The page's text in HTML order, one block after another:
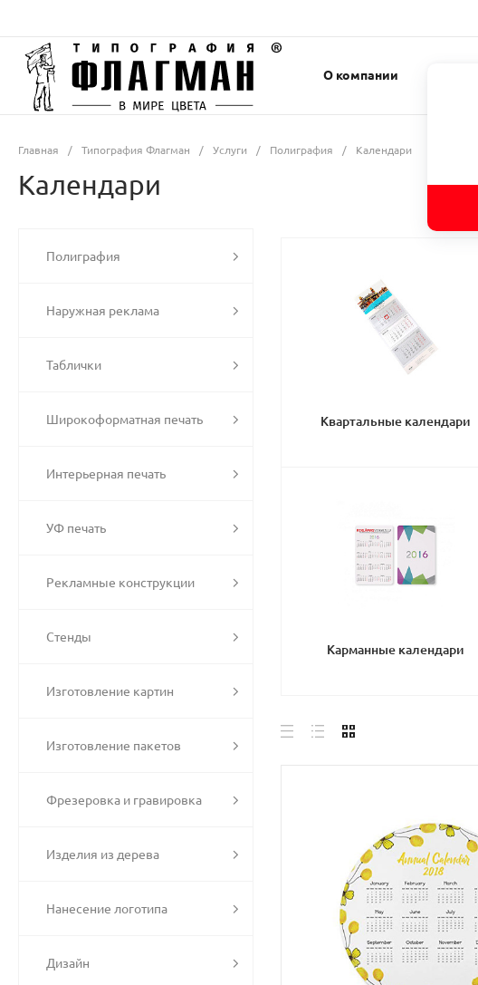
О компании
Главная / Типография Флагман / Услуги / Полиграфия / Календари
Календари
Полиграфия
Наружная реклама
Таблички
Широкоформатная печать
Интерьерная печать
УФ печать
Рекламные конструкции
Стенды
Изготовление картин
Изготовление пакетов
Фрезеровка и гравировка
Изделия из дерева
Нанесение логотипа
Дизайн
Квартальные календари
Карманные календари